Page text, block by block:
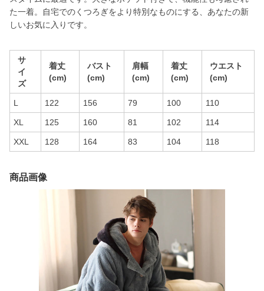
た一着。自宅でのくつろぎをより特別なものにする、あなたの新
しいお気に入りです。
サ
イ
ズ
着丈
(cm)
バスト
(cm)
肩幅
(cm)
着丈
(cm)
ウエスト
(cm)
L 122 156 79 100 110
XL 125 160 81 102 114
XXL 128 164 83 104 118
商品画像